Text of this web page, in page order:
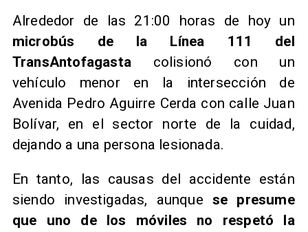
Alrededor de las 21:00 horas de hoy un
microbús de la Línea 111 del
TransAntofagasta colisionó con un
vehículo menor en la intersección de
Avenida Pedro Aguirre Cerda con calle Juan
Bolívar, en el sector norte de la cuidad,
dejando a una persona lesionada.
En tanto, las causas del accidente están
siendo investigadas, aunque se presume
que uno de los móviles no respetó la